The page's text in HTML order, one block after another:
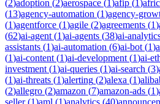
(2)adoption (2)aerospace (1)afip (1)
(13)agency-automation (1)agency-
(1)agentforce (1)agile (2)agreements (1)
(62)ai-agent (1)ai-agents (38)ai-
assistants (1)ai-automation (6)ai-bot (1)
(1)ai-content (1)ai-development (1)ai-
investment (1)ai-queries (1)ai-search (3)
(1)ai-threats (1)alerting (2)alexa (1)
(2)allegro (2)amazon (7)amazon-ads (1)
seller(1)aml (1)analytics (40)